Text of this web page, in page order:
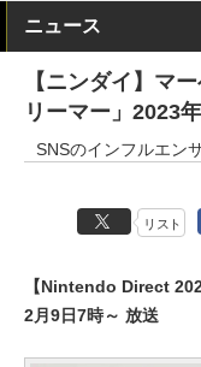
ニュース
【ニンダイ】マ
リーマー」2023
SNSのインフルエン
リスト
【Nintendo Direct
2月9日7時～ 放送